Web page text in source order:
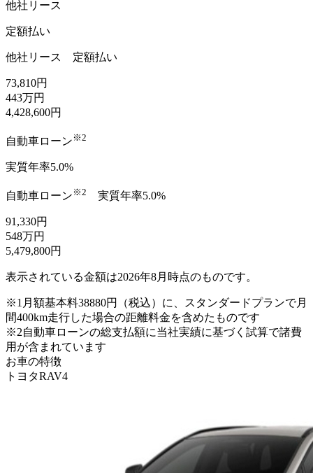
他社リース
定額払い
他社リース 定額払い
73,810円
443万円
4,428,600円
自動車ローン ※2
実質年率5.0%
自動車ローン ※2 実質年率5.0%
91,330円
548万円
5,479,800円
表示されている金額は2026年8月時点のものです。
※1 月額基本料38880円（税込）に、スタンダードプランで月
間400km走行した場合の距離料金を含めたものです
※2自動車ローンの総支払額に当社実績に基づく試算で諸費
用が含まれています
お車の特徴
トヨタRAV4